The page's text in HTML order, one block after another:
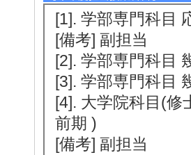
[1]. 学部専門科目
[備考] 副担当
[2]. 学部専門科目
[3]. 学部専門科目
[4]. 大学院科目(修
前期 )
[備考] 副担当